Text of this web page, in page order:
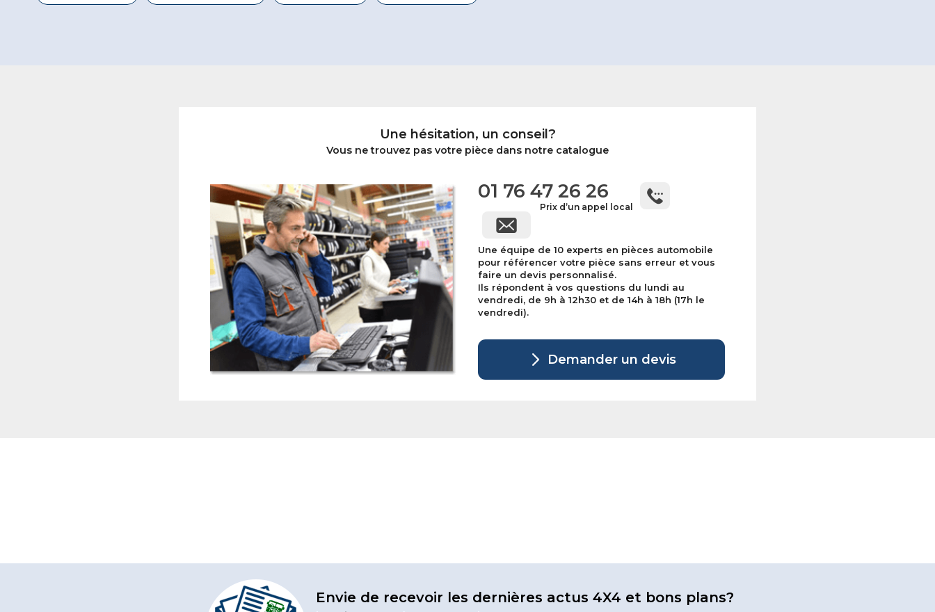
Une hésitation, un conseil?
Vous ne trouvez pas votre pièce dans notre catalogue
01 76 47 26 26
Prix d’un appel local
Une équipe de 10 experts en pièces automobile
pour référencer votre pièce sans erreur et vous
faire un devis personnalisé.
Ils répondent à vos questions du lundi au
vendredi, de 9h à 12h30 et de 14h à 18h (17h le
vendredi).
Demander un devis
Envie de recevoir les dernières actus 4X4 et bons plans?